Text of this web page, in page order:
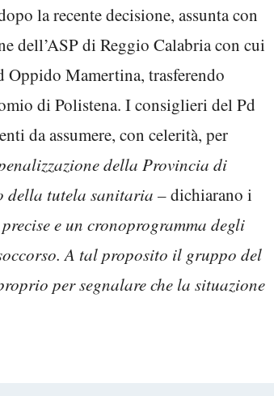
la recente decisione, assunta con
dell’ASP di Reggio Calabria con cui
Oppido Mamertina, trasferendo
di Polistena. I consiglieri del Pd
da assumere, con celerità, per
della Provincia di
della tutela sanitaria –dichiarano i
e un cronoprogramma degli
A tal proposito il gruppo del
per segnalare che la situazione